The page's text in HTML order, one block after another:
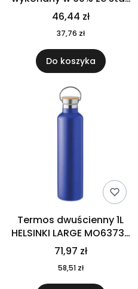
nierdzewnej
pochodzącej z
recyklingu 520 ml 94294
46,44 zł
37,76 zł
Do koszyka
Termos dwuścienny 1L
HELSINKI LARGE MO6373-
04
71,97 zł
58,51 zł